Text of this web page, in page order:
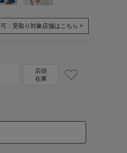
： 受取り対象店舗はこちら >
店頭
在庫